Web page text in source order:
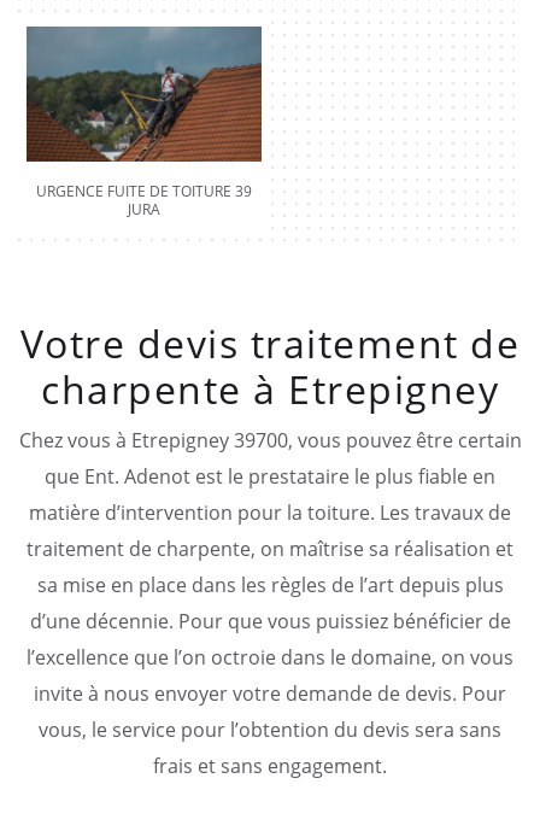
URGENCE FUITE DE TOITURE 39
JURA
Votre devis traitement de
charpente à Etrepigney
Chez vous à Etrepigney 39700, vous pouvez être certain
que Ent. Adenot est le prestataire le plus fiable en
matière d’intervention pour la toiture. Les travaux de
traitement de charpente, on maîtrise sa réalisation et
sa mise en place dans les règles de l’art depuis plus
d’une décennie. Pour que vous puissiez bénéficier de
l’excellence que l’on octroie dans le domaine, on vous
invite à nous envoyer votre demande de devis. Pour
vous, le service pour l’obtention du devis sera sans
frais et sans engagement.